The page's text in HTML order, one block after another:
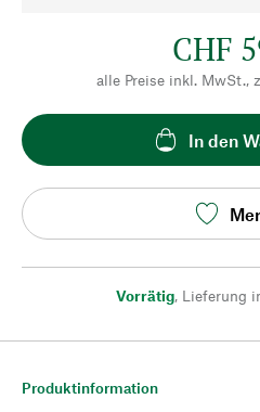
CHF
alle Preise inkl. MwSt.,
In den
Vorrätig, Lieferung
Produktinformation